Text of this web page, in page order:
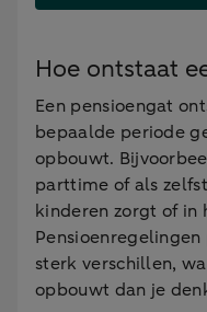
Hoe ontstaat
Een pensioengat
bepaalde periode
opbouwt.
parttime of als
kinderen zorgt of in
sterk verschillen,
opbouwt dan je